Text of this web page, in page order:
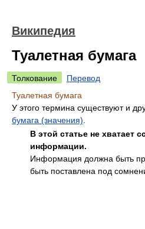
Википедия
Туалетная бумага
Толкование
Перевод
Туалетная бумага
У этого термина существуют и
бумага (значения)
В этой статье не хватает
информации.
Информация должна быть
быть поставлена под